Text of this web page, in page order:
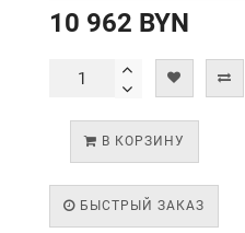
10 962 BYN
В КОРЗИНУ
БЫСТРЫЙ ЗАКАЗ